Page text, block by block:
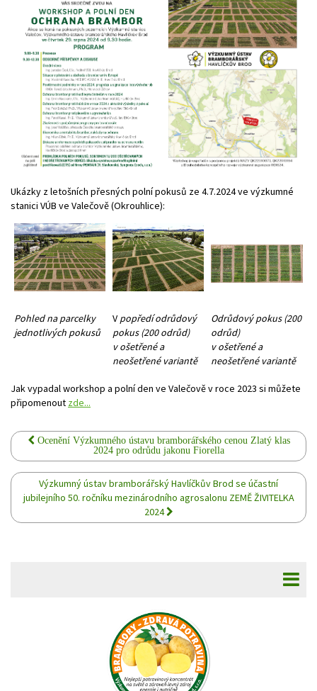
Ukázky z letošních přesných polní pokusů ze 4.7.2024 ve výzkumné
stanici VÚB ve Valečově (Okrouhlice):
Pohled na parcelky
jednotlivých pokusů
V popředí odrůdový
pokus (200 odrůd)
v ošetřené a
neošetřené variantě
Odrůdový pokus(200
odrůd)
v ošetřené a
neošetřené variantě
Jak vypadal workshop a polní den ve Valečově v roce 2023 si můžete
připomenout zde...
Ocenění Výzkumného ústavu bramborářského cenou Zlatý klas
2024 pro odrůdu jakonu Fiorella
Výzkumný ústav bramborářský Havlíčkův Brod se účastní
jubilejního 50. ročníku mezinárodního agrosalonu ZEMĚ ŽIVITELKA
2024